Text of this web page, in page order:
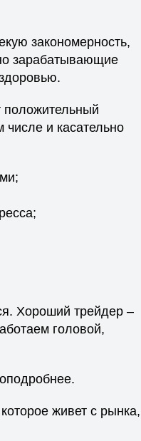
закономерность,
зарабатывающие
положительный
числе и касательно
Хороший трейдер –
головой,
живет с рынка,